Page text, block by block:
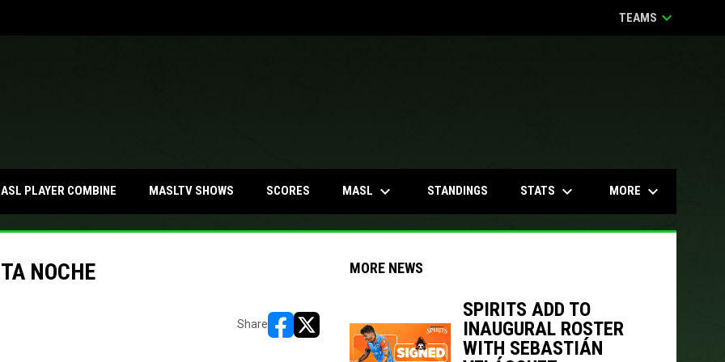
TEAMS keyboard_arrow_down
PLAYER COMBINE MASLTV SHOWS SCORES MASL keyboard_arrow_down STANDINGS STATS keyboard_arrow_down MORE keyboard_arrow_down
NOCHE
Share
opens in new window
opens in new window
MORE NEWS
SPIRITS ADD TO
INAUGURAL ROSTER
WITH SEBASTIÁN